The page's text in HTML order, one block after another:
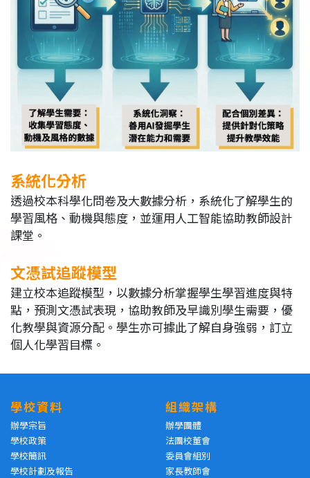
系統化分析
透過校本科學化問卷及大數據分析，系統化了解學生的
學習風格、動機與態度，並運用人工智能協助教師設計
課堂。
文憑試追蹤模型
建立校本追蹤模型，以數據分析掌握學生學習進度與特
點，預測文憑試表現，協助教師及早識別學生需要，優
化教學與資源分配。學生亦可據此了解自身強弱，訂立
個人化學習目標。
學校資料
辦學宗旨
學校政策
學校簡訊
學校計劃及報告
組織架構
辦學團體
法團校董會
委員會組別
家長教師會